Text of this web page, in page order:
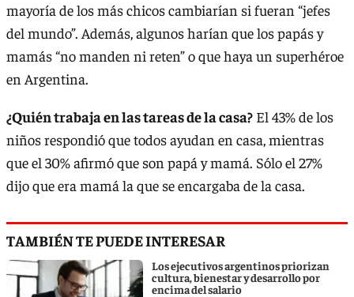
mayoría de los más chicos cambiarían si fueran “jefes
del mundo”. Además, algunos harían que los papás y
mamás “no manden ni reten” o que haya un superhéroe
en Argentina.
¿Quién trabaja en las tareas de la casa? El 43% de los
niños respondió que todos ayudan en casa, mientras
que el 30% afirmó que son papá y mamá. Sólo el 27%
dijo que era mamá la que se encargaba de la casa.
TAMBIÉN TE PUEDE INTERESAR
Los ejecutivos argentinos priorizan
cultura, bienestar y desarrollo por
encima del salario